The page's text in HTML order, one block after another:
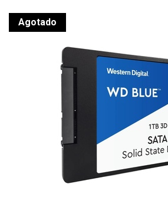
Agotado